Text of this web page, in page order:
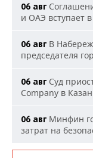
06 авг
и ОАЭ вступает
06 авг В
председателя
06 авг Суд
Company в
06 авг Минфин
затрат на